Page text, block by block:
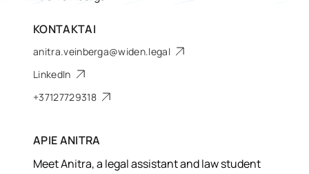
KONTAKTAI
anitra.veinberga@widen.legal
LinkedIn
+37127729318
APIEANITRA
Meet Anitra, a legal assistant and law student